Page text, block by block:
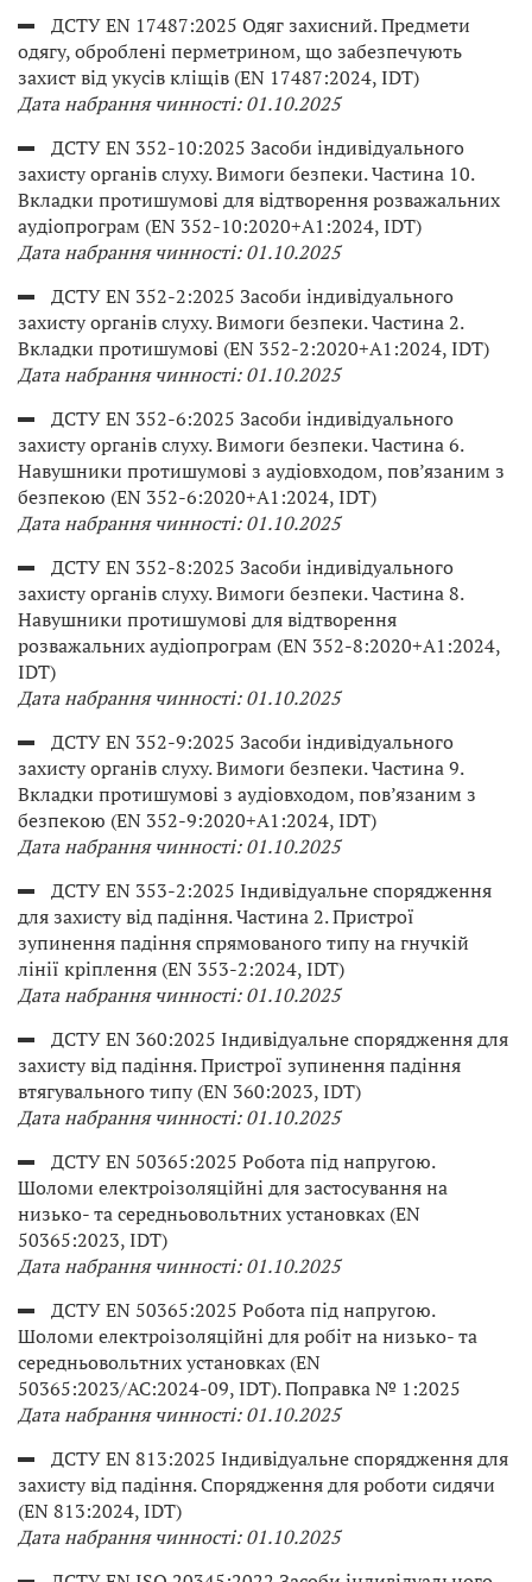
ДСТУ EN 17487:2025 Одяг захисний. Предмети
одягу, оброблені перметрином, що забезпечують
захист від укусів кліщів (EN 17487:2024, IDT)
Дата набрання чинності: 01.10.2025
ДСТУ EN 352-10:2025 Засоби індивідуального
захисту органів слуху. Вимоги безпеки. Частина 10.
Вкладки протишумові для відтворення розважальних
аудіопрограм (EN 352-10:2020+A1:2024, IDT)
Дата набрання чинності: 01.10.2025
ДСТУ EN 352-2:2025 Засоби індивідуального
захисту органів слуху. Вимоги безпеки. Частина 2.
Вкладки протишумові (EN 352-2:2020+A1:2024, IDT)
Дата набрання чинності: 01.10.2025
ДСТУ EN 352-6:2025 Засоби індивідуального
захисту органів слуху. Вимоги безпеки. Частина 6.
Навушники протишумові з аудіовходом, пов’язаним з
безпекою (EN 352-6:2020+A1:2024, IDT)
Дата набрання чинності: 01.10.2025
ДСТУ EN 352-8:2025 Засоби індивідуального
захисту органів слуху. Вимоги безпеки. Частина 8.
Навушники протишумові для відтворення
розважальних аудіопрограм (EN 352-8:2020+A1:2024,
IDT)
Дата набрання чинності: 01.10.2025
ДСТУ EN 352-9:2025 Засоби індивідуального
захисту органів слуху. Вимоги безпеки. Частина 9.
Вкладки протишумові з аудіовходом, пов’язаним з
безпекою (EN 352-9:2020+A1:2024, IDT)
Дата набрання чинності: 01.10.2025
ДСТУ EN 353-2:2025 Індивідуальне спорядження
для захисту від падіння. Частина 2. Пристрої
зупинення падіння спрямованого типу на гнучкій
лінії кріплення (EN 353-2:2024, IDT)
Дата набрання чинності: 01.10.2025
ДСТУ EN 360:2025 Індивідуальне спорядження для
захисту від падіння. Пристрої зупинення падіння
втягувального типу (EN 360:2023, IDT)
Дата набрання чинності: 01.10.2025
ДСТУ EN 50365:2025 Робота під напругою.
Шоломи електроізоляційні для застосування на
низько- та середньовольтних установках (EN
50365:2023, IDT)
Дата набрання чинності: 01.10.2025
ДСТУ EN 50365:2025 Робота під напругою.
Шоломи електроізоляційні для робіт на низько- та
середньовольтних установках (EN
50365:2023/AC:2024-09, IDT). Поправка № 1:2025
Дата набрання чинності: 01.10.2025
ДСТУ EN 813:2025 Індивідуальне спорядження для
захисту від падіння. Спорядження для роботи сидячи
(EN 813:2024, IDT)
Дата набрання чинності: 01.10.2025